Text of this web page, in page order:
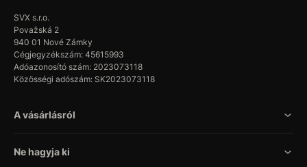
SVX s.r.o.
Považská 2
940 01 Nové Zámky
Cégjegyzékszám: 45615993
Adóazonosító szám: 2023073118
Közösségi adószám: SK2023073118
A vásárlásról
Ne hagyja ki